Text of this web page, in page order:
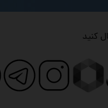
کنید